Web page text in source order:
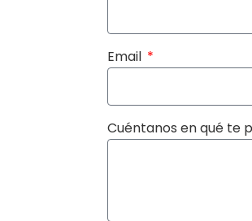
Email
Cuéntanos en qué te